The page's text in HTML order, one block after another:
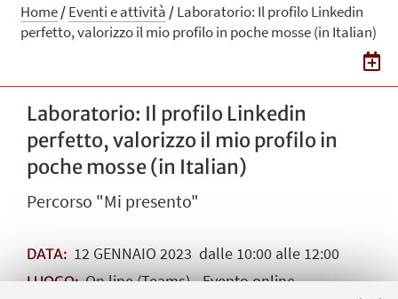
Home/Eventi e attività /Laboratorio: Il profilo Linkedin
perfetto, valorizzo il mio profilo in poche mosse (in Italian)
Laboratorio: Il profilo Linkedin
perfetto, valorizzo il mio profilo in
poche mosse (in Italian)
Percorso "Mi presento"
DATA: 12 GENNAIO 2023 dalle 10:00 alle 12:00
LUOGO:On line (Teams) - Evento online